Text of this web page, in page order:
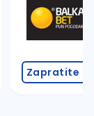
Zapratite